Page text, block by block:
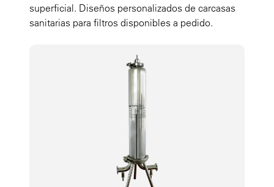
superficial. Diseños personalizados de carcasas
sanitarias para filtros disponibles a pedido.